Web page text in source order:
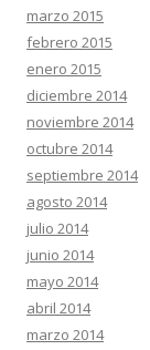
marzo 2015
febrero 2015
enero 2015
diciembre 2014
noviembre 2014
octubre 2014
septiembre 2014
agosto 2014
julio 2014
junio 2014
mayo 2014
abril 2014
marzo 2014